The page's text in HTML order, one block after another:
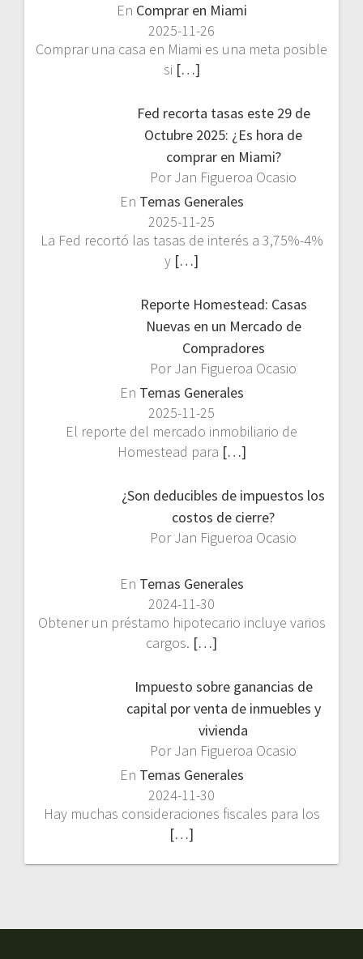
En Comprar en Miami
2025-11-26
Comprar una casa en Miami es una meta posible
si […]
Fed recorta tasas este 29 de
Octubre 2025: ¿Es hora de
comprar en Miami?
Por Jan Figueroa Ocasio
En Temas Generales
2025-11-25
La Fed recortó las tasas de interés a 3,75%-4%
y […]
Reporte Homestead: Casas
Nuevas en un Mercado de
Compradores
Por Jan Figueroa Ocasio
En Temas Generales
2025-11-25
El reporte del mercado inmobiliario de
Homestead para […]
¿Son deducibles de impuestos los
costos de cierre?
Por Jan Figueroa Ocasio
En Temas Generales
2024-11-30
Obtener un préstamo hipotecario incluye varios
cargos. […]
Impuesto sobre ganancias de
capital por venta de inmuebles y
vivienda
Por Jan Figueroa Ocasio
En Temas Generales
2024-11-30
Hay muchas consideraciones fiscales para los
[…]